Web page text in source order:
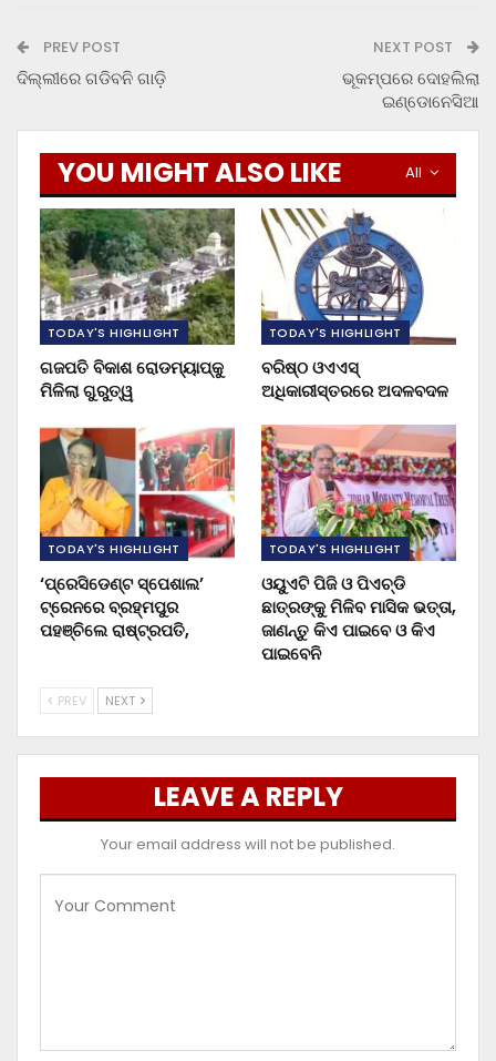
PREV POST
ଦିଲ୍ଲୀରେ ଗଡିବନି ଗାଡ଼ି
NEXT POST
ଭୂକମ୍ପରେ ଦୋହଲିଲା
ଇଣ୍ଡୋନେସିଆ
All
YOU MIGHT ALSO LIKE
TODAY'S HIGHLIGHT
ଗଜପତି ବିକାଶ ରୋଡମ୍ୟାପ୍‌କୁ
ମିଳିଲା ଗୁରୁତ୍ୱ
TODAY'S HIGHLIGHT
ବରିଷ୍ଠ ଓଏଏସ୍‌
ଅଧିକାରୀସ୍ତରରେ ଅଦଳବଦଳ
TODAY'S HIGHLIGHT
‘ପ୍ରେସିଡେଣ୍ଟ ସ୍ପେଶାଲ’
ଟ୍ରେନରେ ବ୍ରହ୍ମପୁର
ପହଞ୍ଚିଲେ ରାଷ୍ଟ୍ରପତି,
TODAY'S HIGHLIGHT
ଓୟୁଏଟି ପିଜି ଓ ପିଏଚ୍‌ଡି
ଛାତ୍ରଙ୍କୁ ମିଳିବ ମାସିକ ଭତ୍ତା,
ଜାଣନ୍ତୁ କିଏ ପାଇବେ ଓ କିଏ
ପାଇବେନି
PREV NEXT
LEAVE A REPLY
Your email address will not be published.